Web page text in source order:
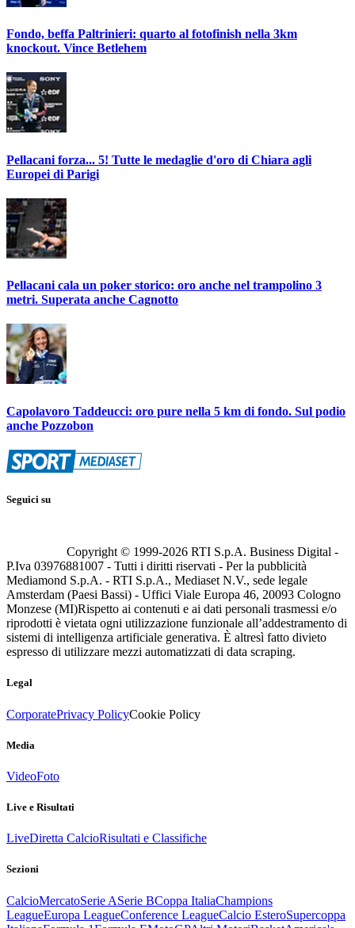
Fondo, beffa Paltrinieri: quarto al fotofinish nella 3km
knockout. Vince Betlehem
Pellacani forza... 5! Tutte le medaglie d'oro di Chiara agli
Europei di Parigi
Pellacani cala un poker storico: oro anche nel trampolino 3
metri. Superata anche Cagnotto
Capolavoro Taddeucci: oro pure nella 5 km di fondo. Sul podio
anche Pozzobon
Seguici su
Copyright © 1999-2026 RTI S.p.A. Business Digital -
P.Iva 03976881007 - Tutti i diritti riservati - Per la pubblicità
Mediamond S.p.A. - RTI S.p.A., Mediaset N.V., sede legale
Amsterdam (Paesi Bassi) - Uffici Viale Europa 46, 20093 Cologno
Monzese (MI)Rispetto ai contenuti e ai dati personali trasmessi e/o
riprodotti è vietata ogni utilizzazione funzionale all’addestramento di
sistemi di intelligenza artificiale generativa. È altresì fatto divieto
espresso di utilizzare mezzi automatizzati di data scraping.
Legal
CorporatePrivacy PolicyCookie Policy
Media
VideoFoto
Live e Risultati
LiveDiretta CalcioRisultati e Classifiche
Sezioni
CalcioMercatoSerie ASerie BCoppa ItaliaChampions
LeagueEuropa LeagueConference LeagueCalcio EsteroSupercoppa